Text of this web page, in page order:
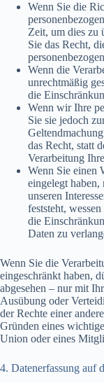
Wenn Sie die
Zeit, um dies zu
Sie das Recht,
Wenn die
unrechtmäßig
die
Wenn wir Ihre
Sie sie jedoch
das Recht, statt
Verarbeitung
Wenn Sie einen
eingelegt
unseren
feststeht,
die
Daten zu
Wenn Sie die
eingeschränkt haben,
abgesehen – nur mit
Ausübung oder
der Rechte einer
Gründen eines
Union oder eines
4. Datenerfassung auf